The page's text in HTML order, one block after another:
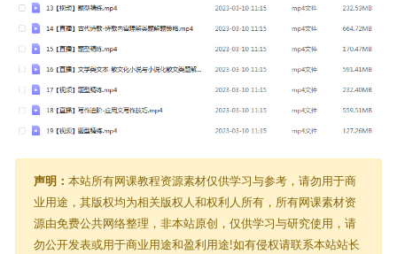
声明： 本站所有网课教程资源素材仅供学习与参考，请勿用于商
业用途，其版权均为相关版权人和权利人所有，所有网课素材资
源由免费公共网络整理，非本站原创，仅供学习与研究使用，请
勿公开发表或用于商业用途和盈利用途!如有侵权请联系本站站长